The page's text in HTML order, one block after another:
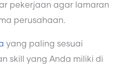
pekerjaan agar lamaran
perusahaan.
yang paling sesuai
skill yang Anda miliki di